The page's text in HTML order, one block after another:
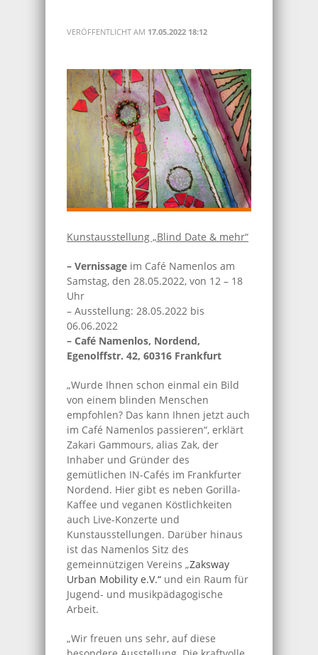
VERÖFFENTLICHT AM 17.05.2022 18:12
Kunstausstellung „Blind Date & mehr“
– Vernissage im Café Namenlos am
Samstag, den 28.05.2022, von 12 – 18
Uhr
– Ausstellung: 28.05.2022 bis
06.06.2022
– Café Namenlos, Nordend,
Egenolffstr. 42, 60316 Frankfurt
„Wurde Ihnen schon einmal ein Bild
von einem blinden Menschen
empfohlen? Das kann Ihnen jetzt auch
im Café Namenlos passieren“, erklärt
Zakari Gammours, alias Zak, der
Inhaber und Gründer des
gemütlichen IN-Cafés im Frankfurter
Nordend. Hier gibt es neben Gorilla-
Kaffee und veganen Köstlichkeiten
auch Live-Konzerte und
Kunstausstellungen. Darüber hinaus
ist das Namenlos Sitz des
gemeinnützigen Vereins „Zaksway
Urban Mobility e.V.“ und ein Raum für
Jugend- und musikpädagogische
Arbeit.
„Wir freuen uns sehr, auf diese